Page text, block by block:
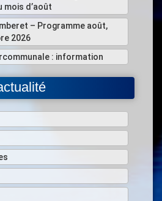
mois d’août
– Programme août,
2026
: information